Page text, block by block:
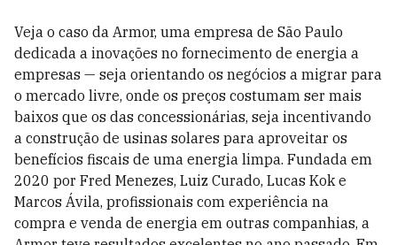
Veja o caso da Armor, uma empresa de São Paulo
dedicada a inovações no fornecimento de energia a
empresas — seja orientando os negócios a migrar para
o mercado livre, onde os preços costumam ser mais
baixos que os das concessionárias, seja incentivando
a construção de usinas solares para aproveitar os
benefícios fiscais de uma energia limpa. Fundada em
2020 por Fred Menezes, Luiz Curado, Lucas Kok e
Marcos Ávila, profissionais com experiência na
compra e venda de energia em outras companhias, a